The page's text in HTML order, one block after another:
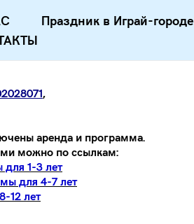
Праздник в Играй-городе
,
аренда и программа.
можно по ссылкам:
1-3 лет
для 4-7 лет
12 лет